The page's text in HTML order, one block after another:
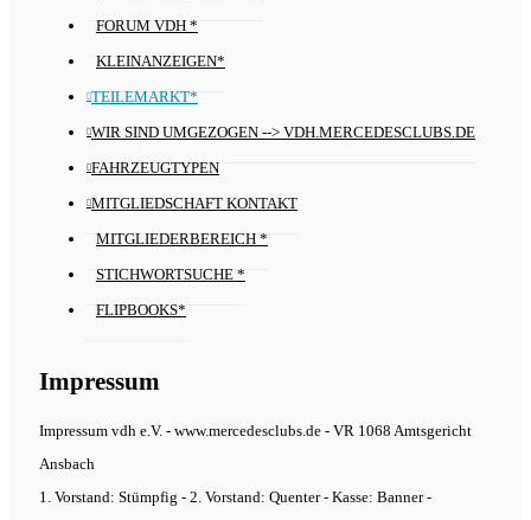
FORUM VDH *
KLEINANZEIGEN*
TEILEMARKT*
WIR SIND UMGEZOGEN --> VDH.MERCEDESCLUBS.DE
FAHRZEUGTYPEN
MITGLIEDSCHAFT KONTAKT
MITGLIEDERBEREICH *
STICHWORTSUCHE *
FLIPBOOKS*
Impressum
Impressum vdh e.V. - www.mercedesclubs.de - VR 1068 Amtsgericht
Ansbach
1. Vorstand: Stümpfig - 2. Vorstand: Quenter - Kasse: Banner -